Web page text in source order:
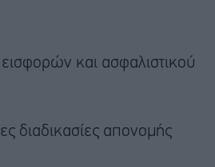
εισφορών και ασφαλιστικού
διαδικασίες απονομής